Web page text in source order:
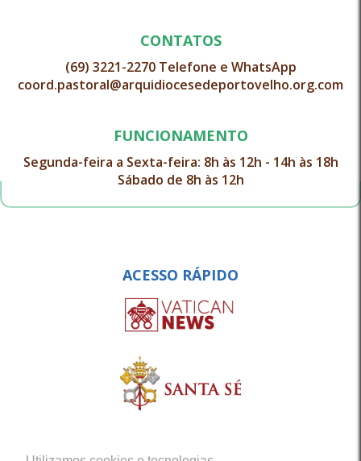
CONTATOS
(69) 3221-2270 Telefone e WhatsApp
coord.pastoral@arquidiocesedeportovelho.org.com
FUNCIONAMENTO
Segunda-feira a Sexta-feira: 8h às 12h - 14h às 18h
Sábado de 8h às 12h
ACESSO RÁPIDO